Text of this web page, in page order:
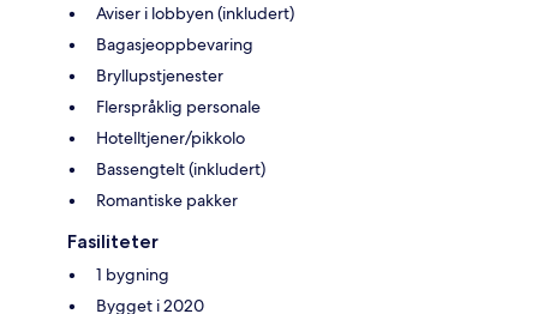
Aviser i lobbyen (inkludert)
Bagasjeoppbevaring
Bryllupstjenester
Flerspråklig personale
Hotelltjener/pikkolo
Bassengtelt (inkludert)
Romantiske pakker
Fasiliteter
1 bygning
Bygget i 2020